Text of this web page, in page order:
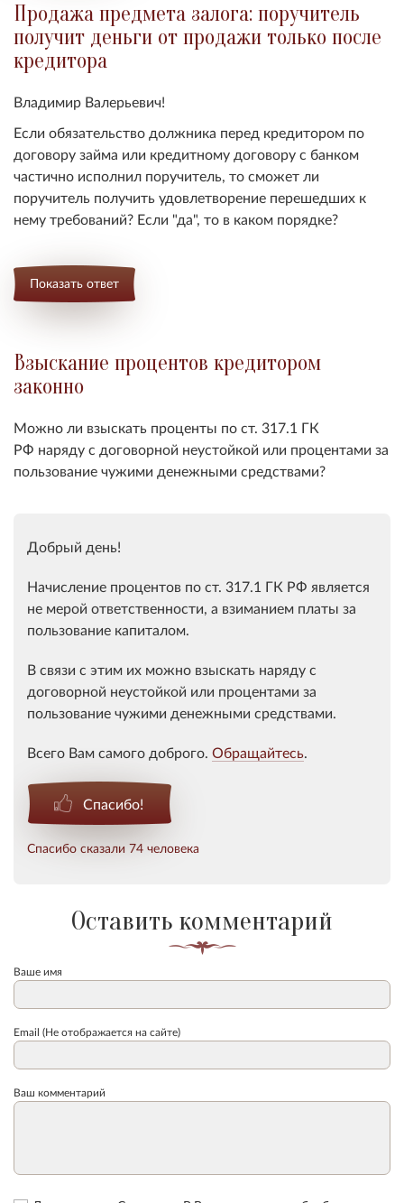
Продажа предмета залога: поручитель
получит деньги от продажи только после
кредитора
Владимир Валерьевич!
Если обязательство должника перед кредитором по
договору займа или кредитному договору с банком
частично исполнил поручитель, то сможет ли
поручитель получить удовлетворение перешедших к
нему требований? Если "да", то в каком порядке?
Показать ответ
Взыскание процентов кредитором
законно
Можно ли взыскать проценты по ст. 317.1 ГК
РФ наряду с договорной неустойкой или процентами за
пользование чужими денежными средствами?
Добрый день!
Начисление процентов по ст. 317.1 ГК РФ является
не мерой ответственности, а взиманием платы за
пользование капиталом.
В связи с этим их можно взыскать наряду с
договорной неустойкой или процентами за
пользование чужими денежными средствами.
Всего Вам самого доброго. Обращайтесь.
Спасибо!
Спасибо сказали 74 человека
Оставить комментарий
Ваше имя
Email (Не отображается на сайте)
Ваш комментарий